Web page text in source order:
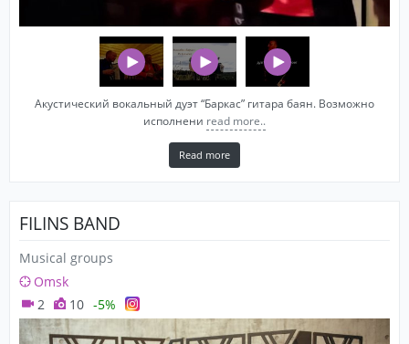
Акустический вокальный дуэт “Баркас” гитара баян. Возможно
исполнени read more..
Read more
FILINS BAND
Musical groups
Omsk
2
10 -5%